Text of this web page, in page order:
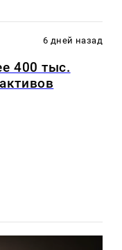
6 дней назад
400 тыс.